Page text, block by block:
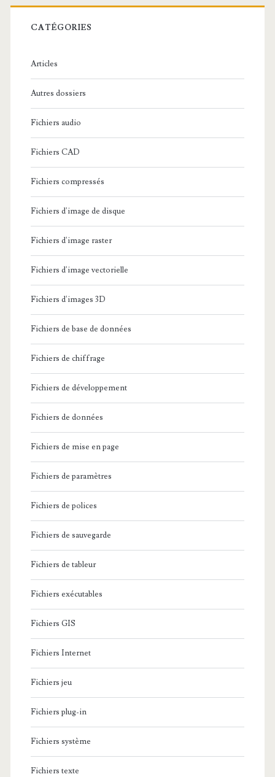
r
c
:
CATÉGORIES
Articles
Autres dossiers
Fichiers audio
Fichiers CAD
Fichiers compressés
Fichiers d'image de disque
Fichiers d'image raster
Fichiers d'image vectorielle
Fichiers d'images 3D
Fichiers de base de données
Fichiers de chiffrage
Fichiers de développement
Fichiers de données
Fichiers de mise en page
Fichiers de paramètres
Fichiers de polices
Fichiers de sauvegarde
Fichiers de tableur
Fichiers exécutables
Fichiers GIS
Fichiers Internet
Fichiers jeu
Fichiers plug-in
Fichiers système
Fichiers texte